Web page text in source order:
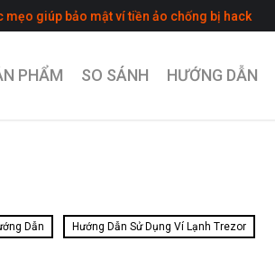
bảo mật ví tiền ảo chống bị hack
PHẨM SO SÁNH HƯỚNG DẪN
Dẫn Hướng Dẫn Sử Dụng Ví Lạnh Trezor